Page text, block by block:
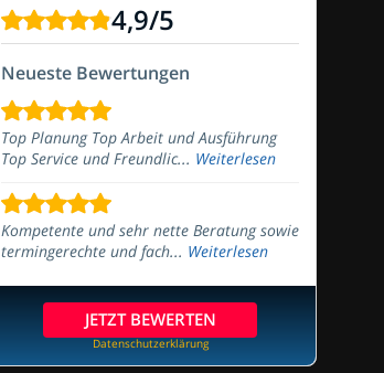
4,9/5
Neueste Bewertungen
Top Planung Top Arbeit und Ausführung
Top Service und Freundlic... Weiterlesen
Kompetente und sehr nette Beratung sowie
termingerechte und fach... Weiterlesen
JETZT BEWERTEN
Datenschutzerklärung